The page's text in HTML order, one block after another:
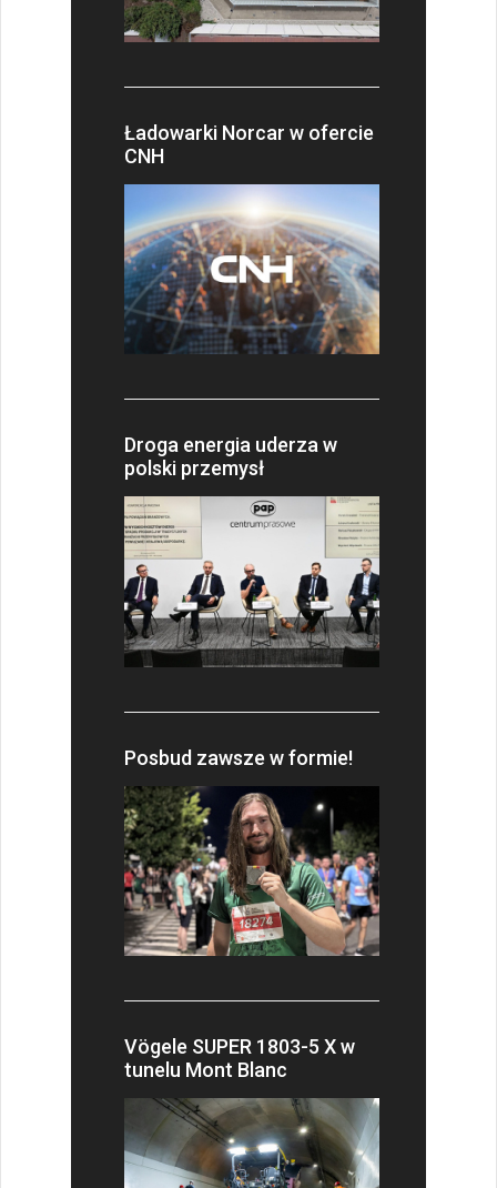
Ładowarki Norcar w ofercie
CNH
Droga energia uderza w
polski przemysł
Posbud zawsze w formie!
Vögele SUPER 1803-5 X w
tunelu Mont Blanc